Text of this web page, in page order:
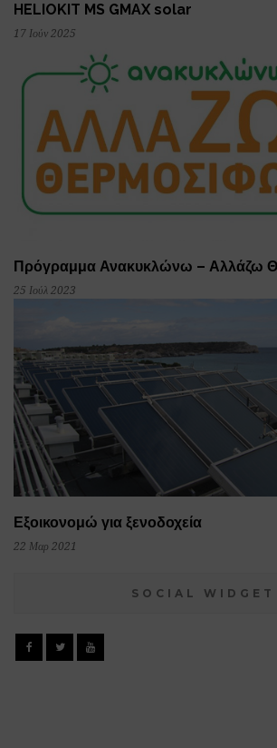
HELIOKIT MS GMAX solar
17 Ιούν 2025
Πρόγραμμα Ανακυκλώνω – Αλλάζω
25 Ιούλ 2023
Εξοικονομώ για ξενοδοχεία
22 Μαρ 2021
SOCIAL WIDGET
FacebookTwitterYouTube